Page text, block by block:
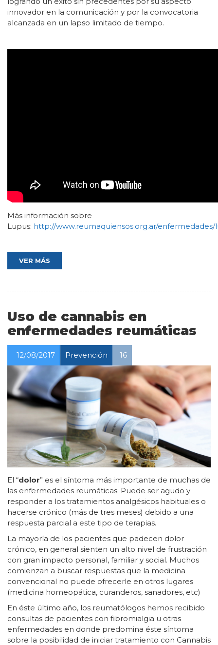
innovador en la comunicación y por la convocatoria
alcanzada en un lapso limitado de tiempo.
Más información sobre
Lupus: http://www.reumaquiensos.org.ar/enfermedades/
VER MÁS
Uso de cannabis en
enfermedades reumáticas
12/08/2017 Prevención 16
El “dolor” es el síntoma más importante de muchas de
las enfermedades reumáticas. Puede ser agudo y
responder a los tratamientos analgésicos habituales o
hacerse crónico (más de tres meses) debido a una
respuesta parcial a este tipo de terapias.
La mayoría de los pacientes que padecen dolor
crónico, en general sienten un alto nivel de frustración
con gran impacto personal, familiar y social. Muchos
comienzan a buscar respuestas que la medicina
convencional no puede ofrecerle en otros lugares
(medicina homeopática, curanderos, sanadores, etc)
En éste último año, los reumatólogos hemos recibido
consultas de pacientes con fibromialgia u otras
enfermedades en donde predomina éste síntoma
sobre la posibilidad de iniciar tratamiento con Cannabis